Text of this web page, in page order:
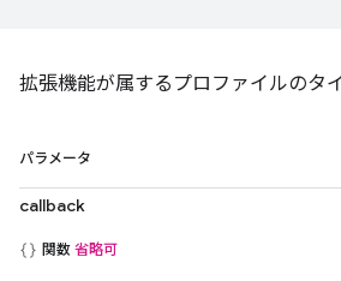
拡張機能が属するプロファイルのタ
パラメータ
callback
関数 省略可